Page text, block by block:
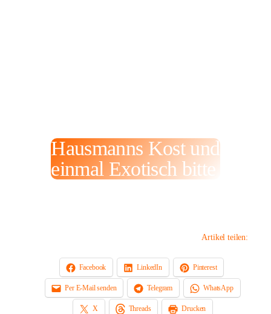
Hausmanns Kost und
einmal Exotisch bitte
Artikel teilen:
Facebook LinkedIn Pinterest
Per E-Mail senden Telegram WhatsApp
X Threads Drucken